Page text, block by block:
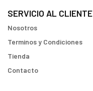
SERVICIO AL CLIENTE
Nosotros
Terminos y Condiciones
Tienda
Contacto